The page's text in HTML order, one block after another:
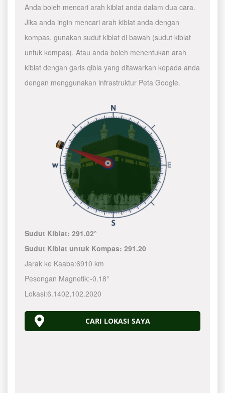
Anda boleh mencari arah kiblat anda dalam dua cara.
Jika anda ingin mencari arah kiblat anda dengan
kompas, gunakan sudut kiblat di bawah (sudut kiblat
untuk kompas). Atau anda boleh menentukan arah
kiblat dengan garis qibla yang ditawarkan kepada anda
dengan menggunakan infrastruktur Peta Google.
Sudut Kiblat:291.02°
Sudut Kiblat untuk Kompas:291.20
Jarak ke Kaaba:6910 km
Pesongan Magnetik:-0.18°
Lokasi:6.1402,102.2020
CARI LOKASI SAYA